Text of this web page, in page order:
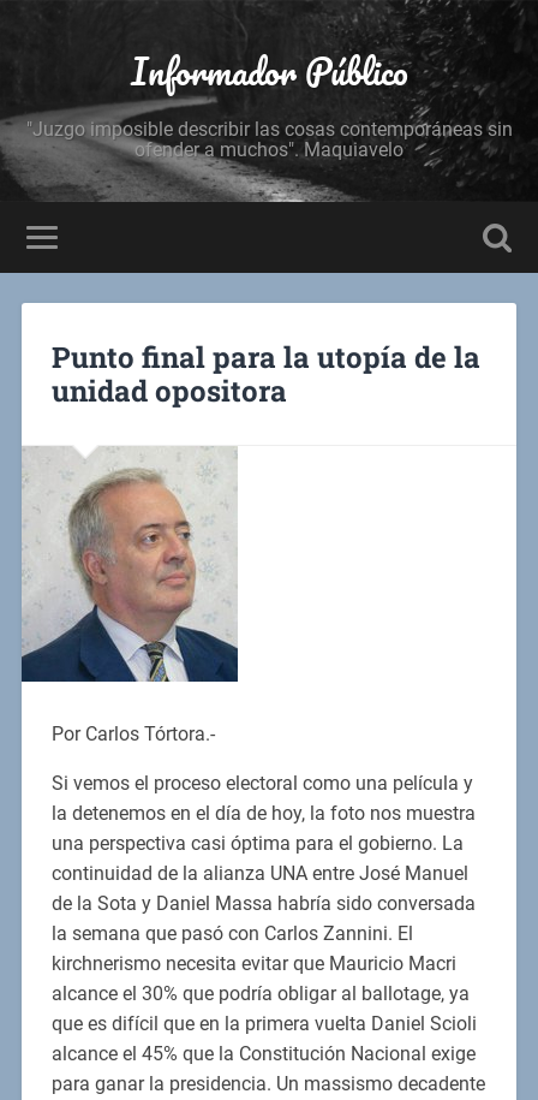
Informador Público
"Juzgo imposible describir las cosas contemporáneas sin
ofender a muchos". Maquiavelo
Punto final para la utopía de la
unidad opositora
Por Carlos Tórtora.-
Si vemos el proceso electoral como una película y
la detenemos en el día de hoy, la foto nos muestra
una perspectiva casi óptima para el gobierno. La
continuidad de la alianza UNA entre José Manuel
de la Sota y Daniel Massa habría sido conversada
la semana que pasó con Carlos Zannini. El
kirchnerismo necesita evitar que Mauricio Macri
alcance el 30% que podría obligar al ballotage, ya
que es difícil que en la primera vuelta Daniel Scioli
alcance el 45% que la Constitución Nacional exige
para ganar la presidencia. Un massismo decadente